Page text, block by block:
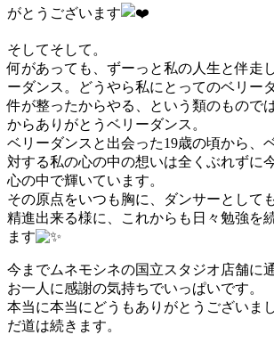
がとうございます
そしてそして。
何があっても、ずーっと私の人生と伴走
ーダンス。どうやら私にとってのベリー
件が整ったからやる、という類のもので
からありがとうベリーダンス。
ベリーダンスと出会った19歳の頃から、
対する私の心の中の想いは全くぶれずに
心の中で輝いています。
その原点をいつも胸に、ダンサーとして
精進出来る様に、これからも日々勉強を
ます
今までムネモシネの国立スタジオ店舗に
お一人に感謝の気持ちでいっぱいです。
本当に本当にどうもありがとうございま
だ道は続きます。